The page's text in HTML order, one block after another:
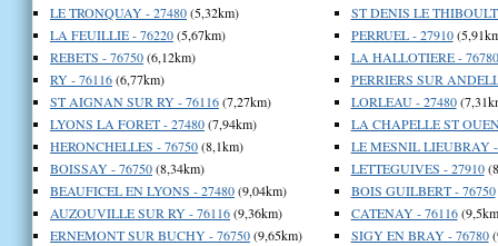
LE TRONQUAY - 27480(5,32km)
LA FEUILLIE - 76220(5,67km)
REBETS - 76750(6,12km)
RY - 76116(6,77km)
ST AIGNAN SUR RY - 76116(7,27km)
LYONS LA FORET - 27480(7,94km)
HERONCHELLES - 76750(8,1km)
BOISSAY - 76750(8,34km)
BEAUFICEL EN LYONS - 27480(9,04km)
AUZOUVILLE SUR RY - 76116(9,36km)
ERNEMONT SUR BUCHY - 76750(9,65km)
ST DENIS LE
PERRUEL - 27910
LA HALLOTIERE - 76780
PERRIERS SUR
LORLEAU - 27480
LA CHAPELLE ST
LE MESNIL LIEUBRAY -
LETTEGUIVES - 27910
BOIS GUILBERT - 76750
CATENAY - 76116
SIGY EN BRAY - 76780